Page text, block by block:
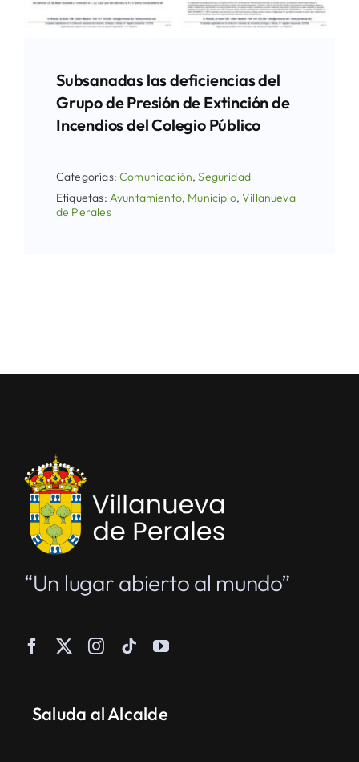
Subsanadas las deficiencias del
Grupo de Presión de Extinción de
Incendios del Colegio Público
Categorías:Comunicación,Seguridad
Etiquetas: Ayuntamiento, Municipio,Villanueva
de Perales
“Un lugar abierto al mundo”
Saluda al Alcalde